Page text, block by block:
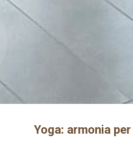
Yoga: armonia